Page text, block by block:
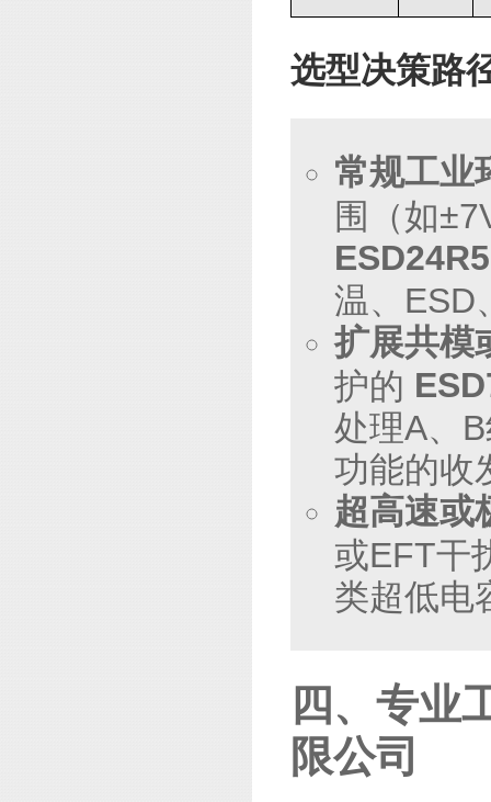
选型决策路
常规工业
围（如
温、ESD
扩展共模
护的
处理A、
功能的收
超高速或
或EFT干
类超低电
四、专业
限公司